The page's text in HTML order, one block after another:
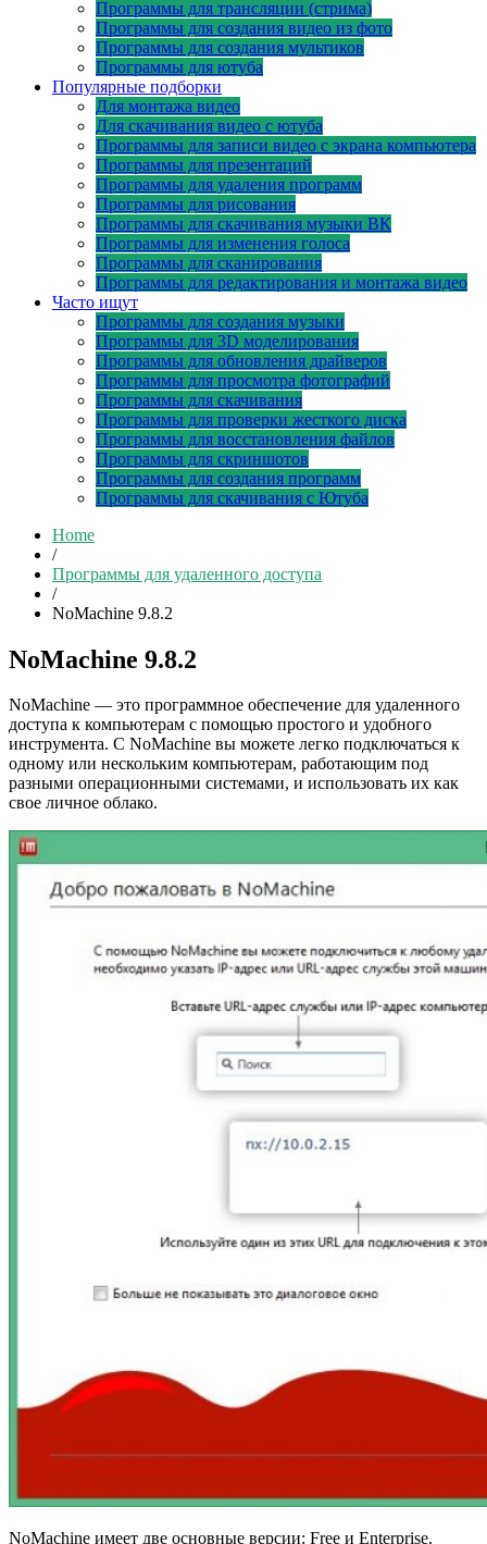
Программы для трансляции (стрима)
Программы для создания видео из фото
Программы для создания мультиков
Программы для ютуба
Популярные подборки
Для монтажа видео
Для скачивания видео с ютуба
Программы для записи видео с экрана компьютера
Программы для презентаций
Программы для удаления программ
Программы для рисования
Программы для скачивания музыки ВК
Программы для изменения голоса
Программы для сканирования
Программы для редактирования и монтажа видео
Часто ищут
Программы для создания музыки
Программы для 3D моделирования
Программы для обновления драйверов
Программы для просмотра фотографий
Программы для скачивания
Программы для проверки жесткого диска
Программы для восстановления файлов
Программы для скриншотов
Программы для создания программ
Программы для скачивания с Ютуба
Home
/
Программы для удаленного доступа
/
NoMachine 9.8.2
NoMachine 9.8.2
NoMachine — это программное обеспечение для удаленного
доступа к компьютерам с помощью простого и удобного
инструмента. С NoMachine вы можете легко подключаться к
одному или нескольким компьютерам, работающим под
разными операционными системами, и использовать их как
свое личное облако.
NoMachine имеет две основные версии: Free и Enterprise.